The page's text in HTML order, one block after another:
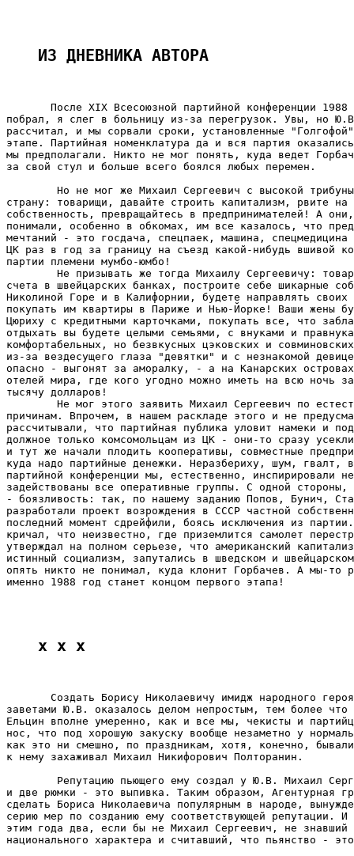
ИЗ ДНЕВНИКА АВТОРА
После XIX Всесоюзной партийной конференции 1988
побрал, я слег в больницу из-за перегрузок. Увы, но
рассчитал, и мы сорвали сроки, установленные
этапе. Партийная номенклатура да и вся партия
мы предполагали. Никто не мог понять, куда ведет
за свой стул и больше всего боялся любых перемен.
Но не мог же Михаил Сергеевич с высокой
страну: товарищи, давайте строить капитализм, рвите на
собственность, превращайтесь в предпринимателей! А
понимали, особенно в обкомах, им все казалось, что
мечтаний - это госдача, спецпаек, машина, спецмедицина
ЦК раз в год за границу на съезд какой-нибудь вшивой
партии племени мумбо-юмбо!
Не призывать же тогда Михаилу Сергеевичу:
счета в швейцарских банках, построите себе шикарные
Николиной Горе и в Калифорнии, будете направлять
покупать им квартиры в Париже и Нью-Йорке! Ваши жены
Цюриху с кредитными карточками, покупать все, что
отдыхать вы будете целыми семьями, с внуками и
комфортабельных, но безвкусных цэковских и
из-за вездесущего глаза "девятки" и с незнакомой
опасно - выгонят за аморалку, - а на Канарских
отелей мира, где кого угодно можно иметь на всю ночь
тысячу долларов!
Не мог этого заявить Михаил Сергеевич по
причинам. Впрочем, в нашем раскладе этого и не
рассчитывали, что партийная публика уловит намеки и
должное только комсомольцам из ЦК - они-то сразу
и тут же начали плодить кооперативы, совместные
куда надо партийные денежки. Неразбериху, шум, гвалт,
партийной конференции мы, естественно, инспирировали
задействованы все оперативные группы. С одной
- боязливость: так, по нашему заданию Попов, Бунич,
разработали проект возрождения в СССР частной
последний момент сдрейфили, боясь исключения из
кричал, что неизвестно, где приземлится самолет
утверждал на полном серьезе, что американский
истинный социализм, запутались в шведском и
опять никто не понимал, куда клонит Горбачев. А мы-то
именно 1988 год станет концом первого этапа!
x x x
Создать Борису Николаевичу имидж народного
заветами Ю.В. оказалось делом непростым, тем более
Ельцин вполне умеренно, как и все мы, чекисты и
нос, что под хорошую закуску вообще незаметно у
как это ни смешно, по праздникам, хотя, конечно,
к нему захаживал Михаил Никифорович Полторанин.
Репутацию пьющего ему создал у Ю.В. Михаил
и две рюмки - это выпивка. Таким образом, Агентурная
сделать Бориса Николаевича популярным в народе,
серию мер по созданию ему соответствующей репутации.
этим года два, если бы не Михаил Сергеевич, не знавший
национального характера и считавший, что пьянство -